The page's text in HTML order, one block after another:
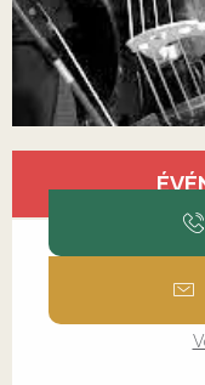
Ouverture et